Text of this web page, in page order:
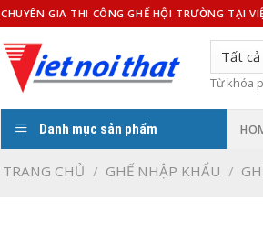
CHUYÊN GIA THI CÔNG GHẾ HỘI TRƯỜNG TẠI
Từ khóa
Danh mục sản phẩm
TRANG CHỦ / GHẾ NHẬP KHẨU /